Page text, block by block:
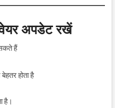
अपडेट रखें
हैं
होता है
है।